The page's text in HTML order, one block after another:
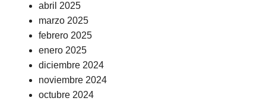
abril 2025
marzo 2025
febrero 2025
enero 2025
diciembre 2024
noviembre 2024
octubre 2024